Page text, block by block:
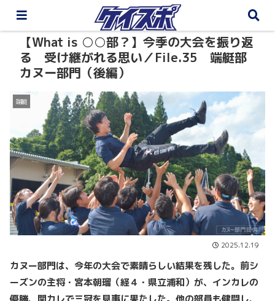
【What is ○○部？】今季の大会を振り返
る 受け継がれる思い／File.35 端艇部
カヌー部門（後編）
端艇
2025.12.19
カヌー部門は、今年の大会で素晴らしい結果を残した。 前シ
ーズンの主将・宮本朝瑠（経４・県立浦和）が、インカレの